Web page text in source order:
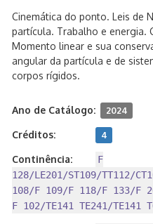
Cinemática do ponto. Leis de
partícula. Trabalho e energia.
Momento linear e sua
angular da partícula e de
corpos rígidos.
Ano de Catálogo: 2024
Créditos: 4
Continência:
F
128/LE201/ST109/TT112/
108/F 109/F 118/F 133/F
F 102/TE141 TE241/TE141